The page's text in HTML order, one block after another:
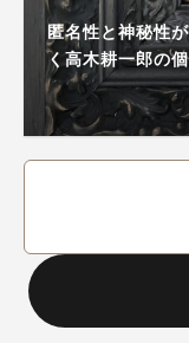
匿名性と神秘性
く高木耕一郎の